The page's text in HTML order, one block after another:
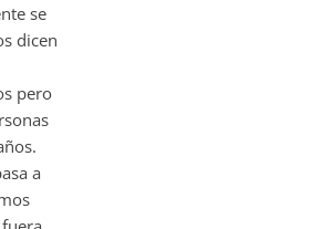
se
dicen
pero
a